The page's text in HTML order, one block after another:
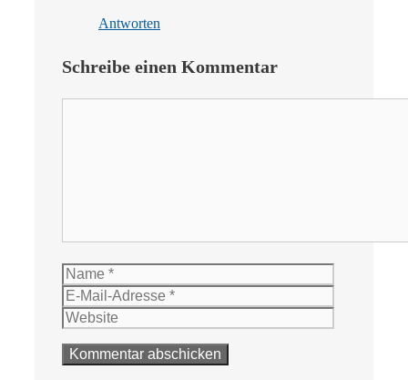
Antworten
Schreibe einen Kommentar
Name